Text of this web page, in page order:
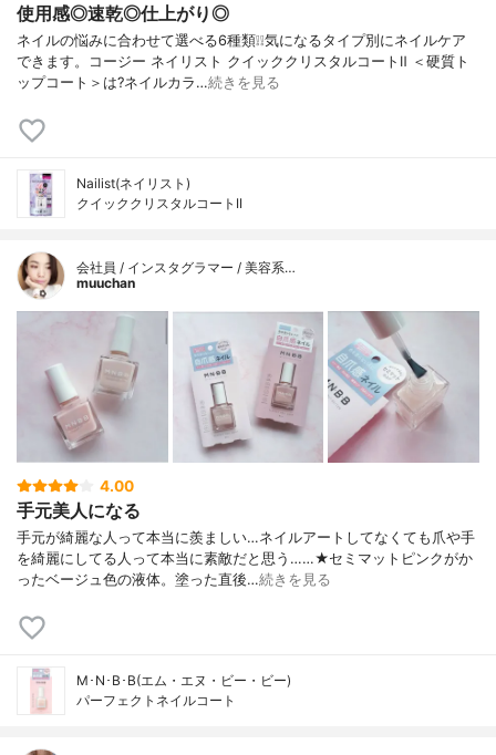
使用感◎速乾◎仕上がり◎
ネイルの悩みに合わせて選べる6種類❕❕気になるタイプ別にネイルケア
できます。コージー ネイリスト クイッククリスタルコートⅡ ＜硬質ト
ップコート＞は?ネイルカラ…続きを見る
Nailist(ネイリスト)
クイッククリスタルコートII
会社員 / インスタグラマー / 美容系…
muuchan
4.00
手元美人になる
手元が綺麗な人って本当に羨ましい…ネイルアートしてなくても爪や手
を綺麗にしてる人って本当に素敵だと思う……★セミマットピンクがか
ったベージュ色の液体。塗った直後…続きを見る
M･N･B･B(エム・エヌ・ビー・ビー)
パーフェクトネイルコート